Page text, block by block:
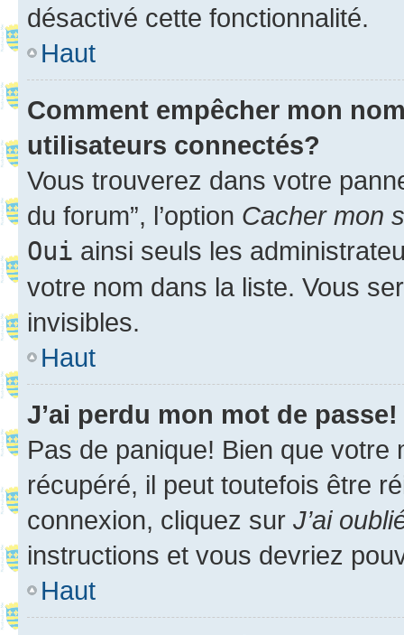
désactivé cette fonctionnalité.
Haut
Comment empêcher mon
utilisateurs connectés?
Vous trouverez dans votre
du forum”, l’option Cacher mon
Oui ainsi seuls les
votre nom dans la liste. Vous
invisibles.
Haut
J’ai perdu mon mot de passe!
Pas de panique! Bien que
récupéré, il peut toutefois être
connexion, cliquez sur J’ai
instructions et vous devriez
Haut